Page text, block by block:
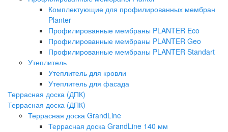
Комплектующие для профилированных мембран
Planter
Профилированные мембраны PLANTER Eco
Профилированные мембраны PLANTER Geo
Профилированные мембраны PLANTER Standart
Утеплитель
Утеплитель для кровли
Утеплитель для фасада
Террасная доска (ДПК)
Террасная доска (ДПК)
Террасная доска GrandLine
Террасная доска GrandLine 140 мм